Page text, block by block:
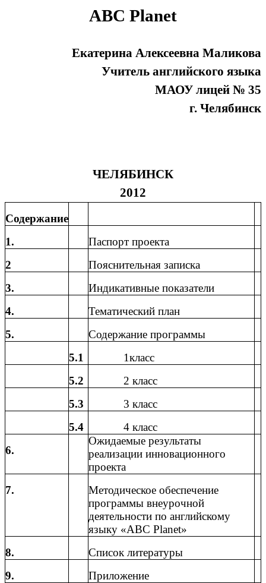
ABC Planet
Екатерина Алексеевна Маликова
Учитель английского языка
МАОУ лицей № 35
г. Челябинск
ЧЕЛЯБИНСК
2012
Содержание
1.
Паспорт проекта
2
Пояснительная записка
3.
Индикативные показатели
4.
Тематический план
5.
Содержание программы
5.1
1класс
5.2
2 класс
5.3
3 класс
5.4
4 класс
6.
Ожидаемые результаты
реализации инновационного
проекта
7.
Методическое обеспечение
программы внеурочной
деятельности по английскому
языку «ABC Planet»
8.
Список литературы
9.
Приложение